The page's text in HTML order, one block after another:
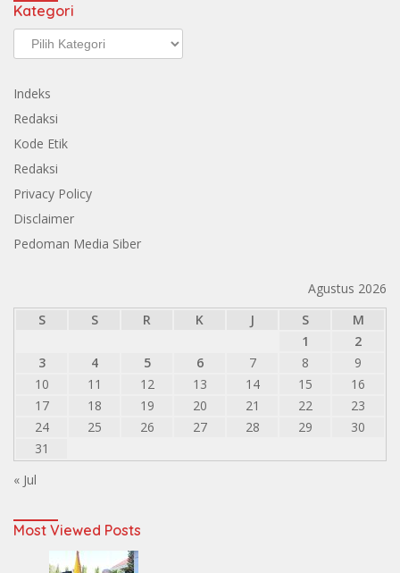
Kategori
Kategori
Indeks
Redaksi
Kode Etik
Redaksi
Privacy Policy
Disclaimer
Pedoman Media Siber
Agustus 2026
S
S R K J S
M
1
2
3
4 5 6 7 8
9
10
11 12 13 14 15
16
17
18 19 20 21 22
23
24
25 26 27 28 29
30
31
« Jul
Most Viewed Posts